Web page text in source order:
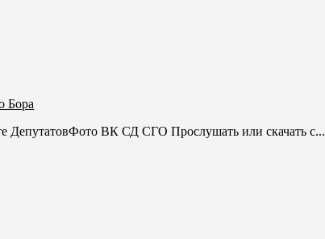
Бора
ДепутатовФото ВК СД СГО Прослушать или скачать с...